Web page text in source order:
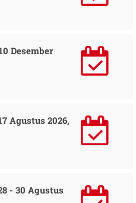
Desember
Agustus 2026,
- 30 Agustus